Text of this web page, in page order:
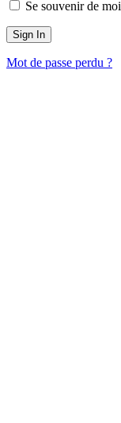
Se souvenir de moi
Mot de passe perdu ?